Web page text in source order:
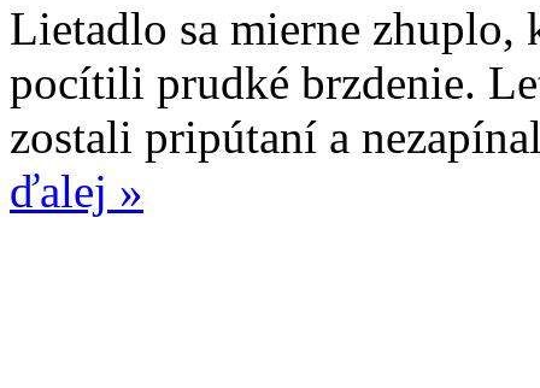
Lietadlo sa mierne zhuplo,
pocítili prudké brzdenie.
zostali pripútaní a
ďalej »